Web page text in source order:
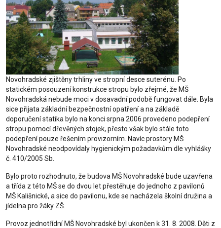
Novohradské zjištěny trhliny ve stropní desce suterénu. Po
statickém posouzení konstrukce stropu bylo zřejmé, že MŠ
Novohradská nebude moci v dosavadní podobě fungovat dále. Byla
sice přijata základní bezpečnostní opatření a na základě
doporučení statika bylo na konci srpna 2006 provedeno podepření
stropu pomocí dřevěných stojek, přesto však bylo stále toto
podepření pouze řešením provizorním. Navíc prostory MŠ
Novohradské neodpovídaly hygienickým požadavkům dle vyhlášky
č. 410/2005 Sb.
Bylo proto rozhodnuto, že budova MŠ Novohradské bude uzavřena
a třída z této MŠ se do dvou let přestěhuje do jednoho z pavilonů
MŠ Kališnické, a sice do pavilonu, kde se nacházela školní družina a
jídelna pro žáky ZŠ.
Provoz jednotřídní MŠ Novohradské byl ukončen k 31. 8. 2008. Děti z